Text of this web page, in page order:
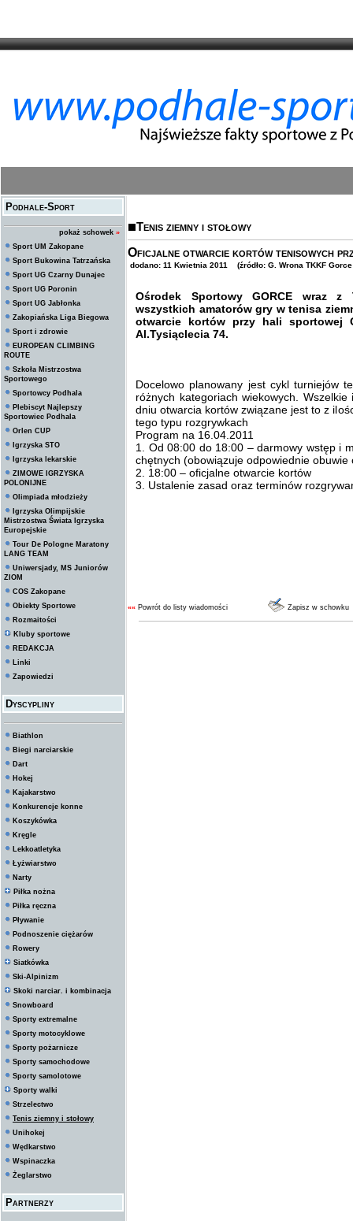
Podhale-Sport
pokaż schowek »
Sport UM Zakopane
Sport Bukowina Tatrzańska
Sport UG Czarny Dunajec
Sport UG Poronin
Sport UG Jabłonka
Zakopiańska Liga Biegowa
Sport i zdrowie
EUROPEAN CLIMBING
ROUTE
Szkoła Mistrzostwa
Sportowego
Sportowcy Podhala
Plebiscyt Najlepszy
Sportowiec Podhala
Orlen CUP
Igrzyska STO
Igrzyska lekarskie
ZIMOWE IGRZYSKA
POLONIJNE
Olimpiada młodzieży
Igrzyska Olimpijskie
Mistrzostwa Świata Igrzyska
Europejskie
Tour De Pologne Maratony
LANG TEAM
Uniwersjady, MS Juniorów
ZIOM
COS Zakopane
Obiekty Sportowe
Rozmaitości
Kluby sportowe
REDAKCJA
Linki
Zapowiedzi
Dyscypliny
Biathlon
Biegi narciarskie
Dart
Hokej
Kajakarstwo
Konkurencje konne
Koszykówka
Kręgle
Lekkoatletyka
Łyżwiarstwo
Narty
Piłka nożna
Piłka ręczna
Pływanie
Podnoszenie ciężarów
Rowery
Siatkówka
Ski-Alpinizm
Skoki narciar. i kombinacja
Snowboard
Sporty extremalne
Sporty motocyklowe
Sporty pożarnicze
Sporty samochodowe
Sporty samolotowe
Sporty walki
Strzelectwo
Tenis ziemny i stołowy
Unihokej
Wędkarstwo
Wspinaczka
Żeglarstwo
Partnerzy
Tenis ziemny i stołowy
Oficjalne otwarcie kortów tenisowych
dodano: 11 Kwietnia 2011 (źródło: G. Wrona TKKF Gorce
Ośrodek Sportowy GORCE wraz z
wszystkich amatorów gry w tenisa
otwarcie kortów przy hali sportowej
Al.Tysiąclecia 74.
Docelowo planowany jest cykl turniejów
różnych kategoriach wiekowych.
dniu otwarcia kortów związane jest to z
tego typu rozgrywkach
Program na 16.04.2011
1. Od 08:00 do 18:00 – darmowy wstęp i
chętnych (obowiązuje odpowiednie obuwie
2. 18:00 – oficjalne otwarcie kortów
3. Ustalenie zasad oraz terminów
«« Powrót do listy wiadomości Zapisz w schowku